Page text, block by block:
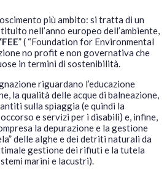
più ambito: si tratta di un
nell’anno europeo dell’ambiente,
” ( “Foundation for Environmental
no profit e non governativa che
in termini di sostenibilità.
riguardano l’educazione
la qualità delle acque di balneazione,
sulla spiaggia (e quindi la
e servizi per i disabili) e, infine,
la depurazione e la gestione
delle alghe e dei detriti naturali da
gestione dei rifiuti e la tutela
marini e lacustri).